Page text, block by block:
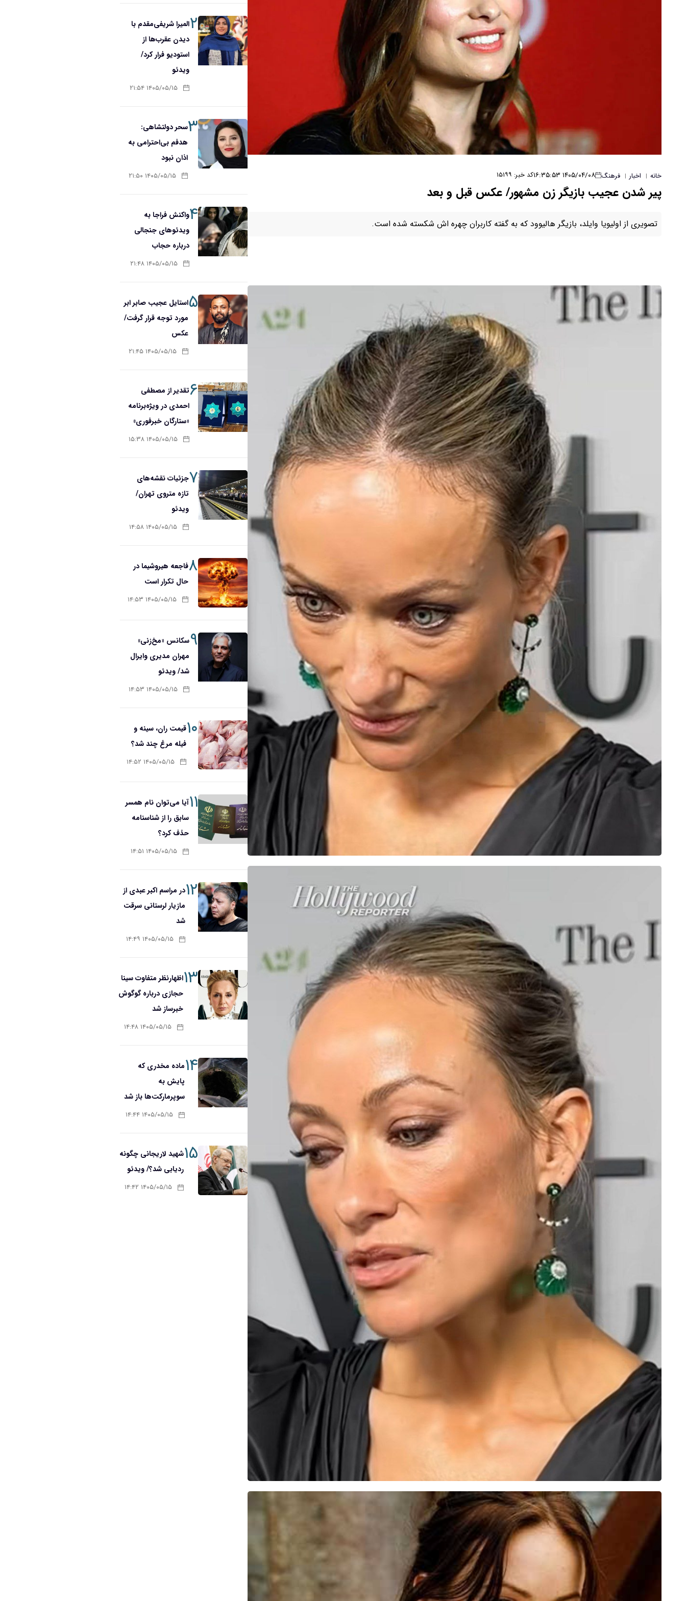
خانه | اخبار | فرهنگ ۱۴۰۵/۰۴/۰۸ ۱۶:۳۵:۵۳ کد خبر: ۱۵۱۹۹
پیر شدن عجیب بازیگر زن مشهور/ عکس قبل و بعد
تصویری از اولیویا وایلد، بازیگر هالیوود که به گفته کاربران چهره اش شکسته شده است.
۲المیرا شریفی‌مقدم با
دیدن عقرب‌ها از
استودیو فرار کرد/
ویدئو
۱۴۰۵/۰۵/۱۵ ۲۱:۵۴
۳سحر دولتشاهی:
هدفم بی‌احترامی به
اذان نبود
۱۴۰۵/۰۵/۱۵ ۲۱:۵۰
۴واکنش فراجا به
ویدئوهای جنجالی
درباره حجاب
۱۴۰۵/۰۵/۱۵ ۲۱:۴۸
۵استایل عجیب صابر ابر
مورد توجه قرار گرفت/
عکس
۱۴۰۵/۰۵/۱۵ ۲۱:۴۵
۶تقدیر از مصطفی
احمدی در ویژه‌برنامه
«ستارگان خبرفوری»
۱۴۰۵/۰۵/۱۵ ۱۵:۳۸
۷جزئیات نقشه‌های
تازه متروی تهران/
ویدئو
۱۴۰۵/۰۵/۱۵ ۱۴:۵۸
۸فاجعه هیروشیما در
حال تکرار است
۱۴۰۵/۰۵/۱۵ ۱۴:۵۳
۹سکانس «مخ‌زنی»
مهران مدیری وایرال
شد/ ویدئو
۱۴۰۵/۰۵/۱۵ ۱۴:۵۳
۱۰قیمت ران، سینه و
فیله مرغ چند شد؟
۱۴۰۵/۰۵/۱۵ ۱۴:۵۲
۱۱آیا می‌توان نام همسر
سابق را از شناسنامه
حذف کرد؟
۱۴۰۵/۰۵/۱۵ ۱۴:۵۱
۱۲در مراسم اکبر عبدی از
مازیار لرستانی سرقت
شد
۱۴۰۵/۰۵/۱۵ ۱۴:۴۹
۱۳اظهارنظر متفاوت سینا
حجازی درباره گوگوش
خبرساز شد
۱۴۰۵/۰۵/۱۵ ۱۴:۴۸
۱۴ماده مخدری که
پایش به
سوپرمارکت‌ها باز شد
۱۴۰۵/۰۵/۱۵ ۱۴:۴۴
۱۵شهید لاریجانی چگونه
ردیابی شد؟/ ویدئو
۱۴۰۵/۰۵/۱۵ ۱۴:۴۲